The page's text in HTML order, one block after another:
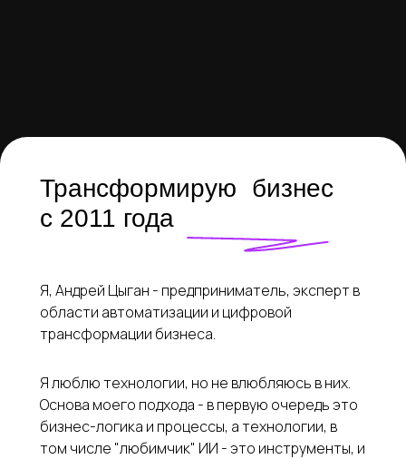
Трансформирую бизнес
с 2011 года
Я, Андрей Цыган - предприниматель, эксперт в
области автоматизации и цифровой
трансформации бизнеса.
Я люблю технологии, но не влюбляюсь в них.
Основа моего подхода - в первую очередь это
бизнес-логика и процессы, а технологии, в
том числе "любимчик" ИИ - это инструменты, и